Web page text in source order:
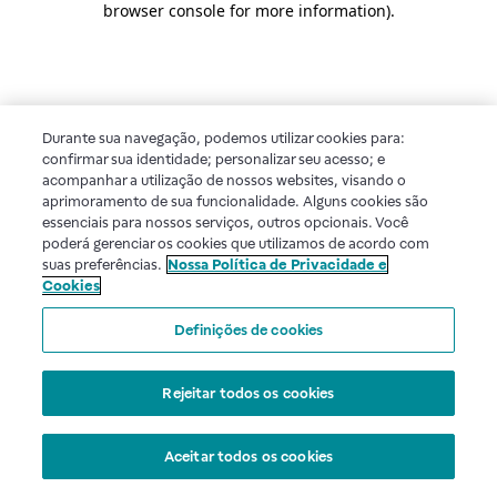
browser console for more information).
Durante sua navegação, podemos utilizar cookies para:
confirmar sua identidade; personalizar seu acesso; e
acompanhar a utilização de nossos websites, visando o
aprimoramento de sua funcionalidade. Alguns cookies são
essenciais para nossos serviços, outros opcionais. Você
poderá gerenciar os cookies que utilizamos de acordo com
suas preferências. Nossa Política de Privacidade e
Cookies
Definições de cookies
Rejeitar todos os cookies
Aceitar todos os cookies